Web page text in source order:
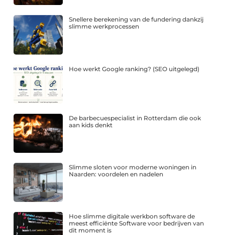
Snellere berekening van de fundering dankzij
slimme werkprocessen
Hoe werkt Google ranking? (SEO uitgelegd)
De barbecuespecialist in Rotterdam die ook
aan kids denkt
Slimme sloten voor moderne woningen in
Naarden: voordelen en nadelen
Hoe slimme digitale werkbon software de
meest efficiënte Software voor bedrijven van
dit moment is